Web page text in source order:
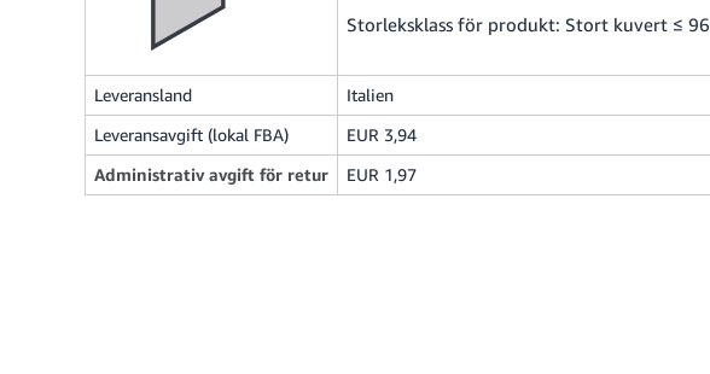
Storleksklass för produkt: Stort kuvert ≤
Leveransland
Italien
Leveransavgift (lokal FBA)
EUR 3,94
Administrativ avgift för retur
EUR 1,97